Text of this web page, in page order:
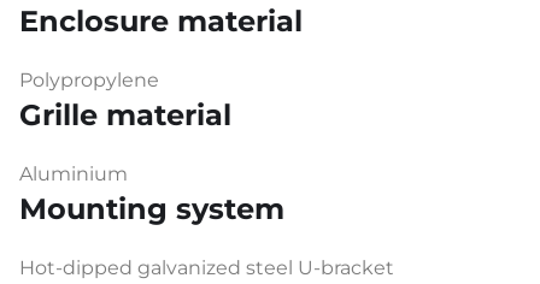
Enclosure material
Polypropylene
Grille material
Aluminium
Mounting system
Hot-dipped galvanized steel U-bracket